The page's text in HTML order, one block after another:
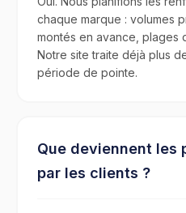
chaque marque : volumes
montés en avance, plages
Notre site traite déjà plus
période de pointe.
Que deviennent les
par les clients ?